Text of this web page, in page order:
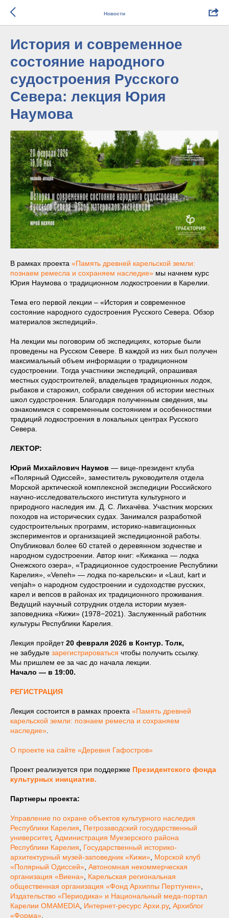
Новости
История и современное
состояние народного
судостроения Русского
Севера: лекция Юрия
Наумова
В рамках проекта «Память древней карельской земли:
познаем ремесла и сохраняем наследие» мы начнем курс
Юрия Наумова о традиционном лодкостроении в Карелии.
Тема его первой лекции – «История и современное
состояние народного судостроения Русского Севера. Обзор
материалов экспедиций».
На лекции мы поговорим об экспедициях, которые были
проведены на Русском Севере. В каждой из них был получен
максимальный объем информации о традиционном
судостроении. Тогда участники экспедиций, опрашивая
местных судостроителей, владельцев традиционных лодок,
рыбаков и старожил, собрали сведения об истории местных
школ судостроения. Благодаря полученным сведения, мы
ознакомимся с современным состоянием и особенностями
традиций лодкостроения в локальных центрах Русского
Севера.
ЛЕКТОР:
Юрий Михайлович Наумов — вице-президент клуба
«Полярный Одиссей», заместитель руководителя отдела
Морской арктической комплексной экспедиции Российского
научно-исследовательского института культурного и
природного наследия им. Д. С. Лихачёва. Участник морских
походов на исторических судах. Занимался разработкой
судостроительных программ, историко-навигационных
экспериментов и организацией экспедиционной работы.
Опубликовал более 60 статей о деревянном зодчестве и
народном судостроении. Автор книг: «Кижанка — лодка
Онежского озера», «Традиционное судостроение Республики
Карелия», «Veneh» — лодка по-карельски» и «Laut, kart и
venjah» о народном судостроении и судоходстве русских,
карел и вепсов в районах их традиционного проживания.
Ведущий научный сотрудник отдела истории музея-
заповедника «Кижи» (1978−2021). Заслуженный работник
культуры Республики Карелия.
Лекция пройдет20 февраля 2026 в Контур. Толк,
не забудьте зарегистрироваться чтобы получить ссылку.
Мы пришлем ее за час до начала лекции.
Начало — в 19:00.
РЕГИСТРАЦИЯ
Лекция состоится в рамках проекта «Память древней
карельской земли: познаем ремесла и сохраняем
наследие»
О проекте на сайте «Деревня Гафостров»
Проект реализуется при поддержке Президентского фонда
культурных инициатив.
Партнеры проекта:
Управление по охране объектов культурного наследия
Республики Карелия
Петрозаводский государственный
университет, Администрация Муезерского района
Республики Карелия
Государственный историко-
архитектурный музей-заповедник «Кижи» Морской клуб
«Полярный Одиссей» Автономная некоммерческая
организация «Виена» Карельская региональная
общественная организация «Фонд Архиппы Перттунен»
Издательство «Периодика» и Национальный меда-портал
Карелии OMAMEDIA Интернет-ресурс Архи.ру, Архиблог
«Форма»